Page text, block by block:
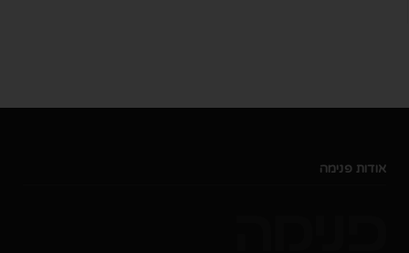
אודות פנימה